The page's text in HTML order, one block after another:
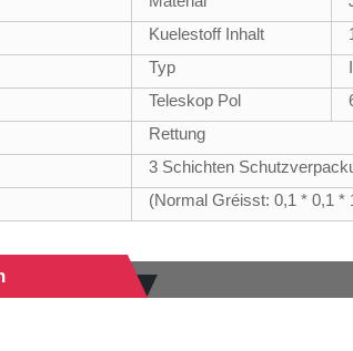
Kuelestoff Inhalt
Typ
Teleskop Pol
Rettung
3 Schichten
(Normal Gréisst: 0,1 * 0,1 *